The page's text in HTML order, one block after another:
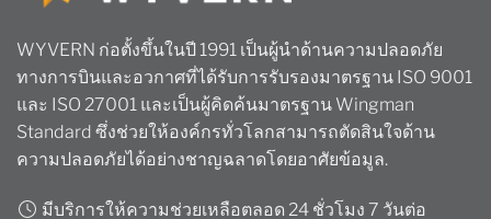
WYVERN ก่อตั้งขึ้นในปี 1991 เป็นผู้นำด้านความปลอดภัย
ทางการบินและอวกาศที่ได้รับการรับรองมาตรฐาน ISO 9001
และ ISO 27001 และเป็นผู้คิดค้นมาตรฐาน Wingman
Standard ซึ่งช่วยให้องค์กรทั่วโลกสามารถตัดสินใจด้าน
ความปลอดภัยได้อย่างชาญฉลาดโดยอาศัยข้อมูล.
มีบริการให้ความช่วยเหลือตลอด 24 ชั่วโมง 7 วันต่อ